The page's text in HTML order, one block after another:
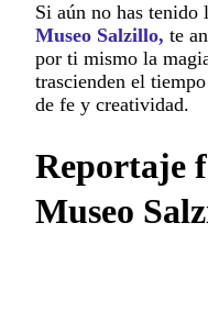
Si aún no has
Museo Salzillo, te
por ti mismo la
trascienden el
de fe y creatividad.
Reportaje
Museo